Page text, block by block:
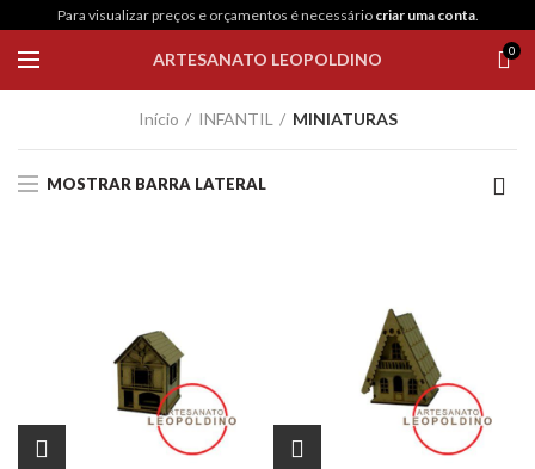
Para visualizar preços e orçamentos é necessário criar uma conta.
ARTESANATO LEOPOLDINO 0
Início INFANTIL MINIATURAS
MOSTRAR BARRA LATERAL